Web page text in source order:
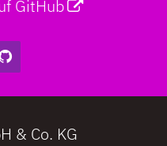
GitHub
& Co. KG